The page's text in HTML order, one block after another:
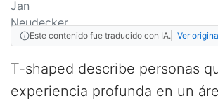
Este contenido fue traducido con IA. Ver
T-shaped describe personas
experiencia profunda en un